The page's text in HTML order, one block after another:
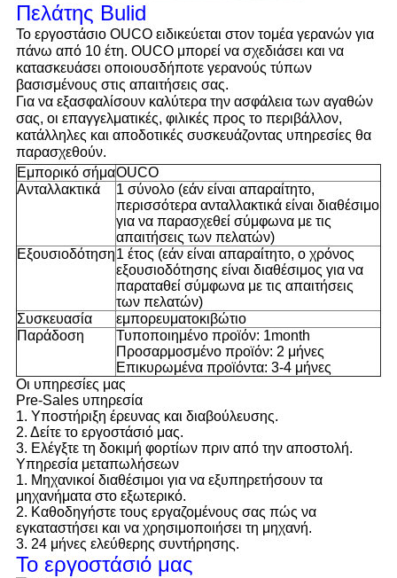
Πελάτης Bulid
Το εργοστάσιο OUCO ειδικεύεται στον τομέα γερανών για
πάνω από 10 έτη. OUCO μπορεί να σχεδιάσει και να
κατασκευάσει οποιουσδήποτε γερανούς τύπων
βασισμένους στις απαιτήσεις σας.
Για να εξασφαλίσουν καλύτερα την ασφάλεια των αγαθών
σας, οι επαγγελματικές, φιλικές προς το περιβάλλον,
κατάλληλες και αποδοτικές συσκευάζοντας υπηρεσίες θα
παρασχεθούν.
Εμπορικό σήμαOUCO
Ανταλλακτικά
1 σύνολο (εάν είναι απαραίτητο,
περισσότερα ανταλλακτικά είναι διαθέσιμο
για να παρασχεθεί σύμφωνα με τις
απαιτήσεις των πελατών)
Εξουσιοδότηση1 έτος (εάν είναι απαραίτητο, ο χρόνος
εξουσιοδότησης είναι διαθέσιμος για να
παραταθεί σύμφωνα με τις απαιτήσεις
των πελατών)
Συσκευασία
εμπορευματοκιβώτιο
Παράδοση
Τυποποιημένο προϊόν: 1month
Προσαρμοσμένο προϊόν: 2 μήνες
Επικυρωμένα προϊόντα: 3-4 μήνες
Οι υπηρεσίες μας
Pre-Sales υπηρεσία
1. Υποστήριξη έρευνας και διαβούλευσης.
2. Δείτε το εργοστάσιό μας.
3. Ελέγξτε τη δοκιμή φορτίων πριν από την αποστολή.
Υπηρεσία μεταπωλήσεων
1. Μηχανικοί διαθέσιμοι για να εξυπηρετήσουν τα
μηχανήματα στο εξωτερικό.
2. Καθοδηγήστε τους εργαζομένους σας πώς να
εγκαταστήσει και να χρησιμοποιήσει τη μηχανή.
3. 24 μήνες ελεύθερης συντήρησης.
Το εργοστάσιό μας